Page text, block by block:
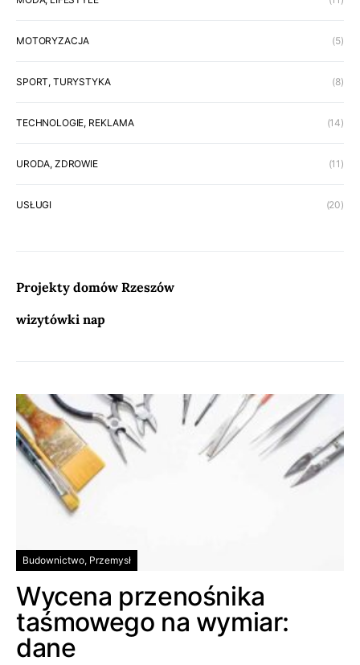
MOTORYZACJA (5)
SPORT, TURYSTYKA (8)
TECHNOLOGIE, REKLAMA (14)
URODA, ZDROWIE (11)
USŁUGI (20)
Projekty domów Rzeszów
wizytówki nap
Budownictwo, Przemysł
Wycena przenośnika
taśmowego na wymiar:
dane